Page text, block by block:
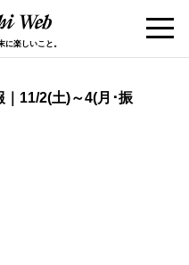
に楽しいこと。
11/2(土)～4(月･振